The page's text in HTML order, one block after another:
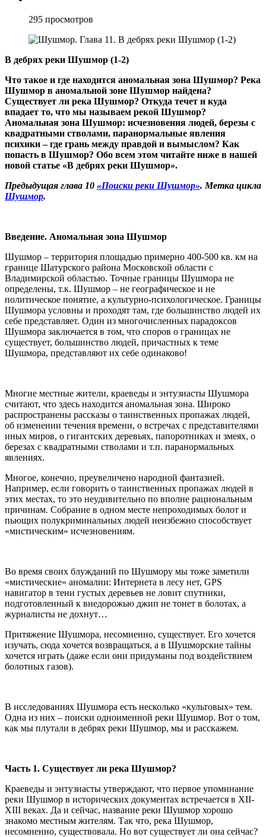
295 просмотров
В дебрях реки Шушмор (1-2)
Что такое и где находится аномальная зона Шушмор? Река
Шушмор в аномальной зоне Шушмор найдена?
Существует ли река Шушмор? Откуда течет и куда
впадает то, что мы называем рекой Шушмор?
Аномальная зона Шушмор: исчезновения людей, березы с
квадратными стволами, паранормальные явления
психики – где грань между правдой и вымыслом? Как
попасть в Шушмор? Обо всем этом читайте ниже в нашей
новой статье «В дебрях реки Шушмор».
Предыдущая глава 10 «Поиски реки Шушмор». Метка цикла
Шушмор.
Введение. Аномальная зона Шушмор
Шушмор – территория площадью примерно 400-500 кв. км на
границе Шатурского района Московской области с
Владимирской областью. Точные границы Шушмора не
определены, т.к. Шушмор – не географическое и не
политическое понятие, а культурно-психологическое. Границы
Шушмора условны и проходят там, где большинство людей их
себе представляет. Один из многочисленных парадоксов
Шушмора заключается в том, что споров о границах не
существует, большинство людей, причастных к теме
Шушмора, представляют их себе одинаково!
Многие местные жители, краеведы и энтузиасты Шушмора
считают, что здесь находится аномальная зона. Широко
распространены рассказы о таинственных пропажах людей,
об изменении течения времени, о встречах с представителями
иных миров, о гигантских деревьях, папоротниках и змеях, о
березах с квадратными стволами и т.п. паранормальных
явлениях.
Многое, конечно, преувеличено народной фантазией.
Например, если говорить о таинственных пропажах людей в
этих местах, то это неудивительно по вполне рациональным
причинам. Собрание в одном месте непроходимых болот и
пьющих полукриминальных людей неизбежно способствует
«мистическим» исчезновениям.
Во время своих блужданий по Шушмору мы тоже заметили
«мистические» аномалии: Интернета в лесу нет, GPS
навигатор в тени густых деревьев не ловит спутники,
подготовленный к внедорожью джип не тонет в болотах, а
журналисты не дохнут…
Притяжение Шушмора, несомненно, существует. Его хочется
изучать, сюда хочется возвращаться, а в Шушморские тайны
хочется играть (даже если они придуманы под воздействием
болотных газов).
В исследованиях Шушмора есть несколько «культовых» тем.
Одна из них – поиски одноименной реки Шушмор. Вот о том,
как мы плутали в дебрях реки Шушмор, мы и расскажем.
Часть 1. Существует ли река Шушмор?
Краеведы и энтузиасты утверждают, что первое упоминание
реки Шушмор в исторических документах встречается в XII-
XIII веках. Да и сейчас, название реки Шушмор хорошо
знакомо местным жителям. Так что, река Шушмор,
несомненно, существовала. Но вот существует ли она сейчас?